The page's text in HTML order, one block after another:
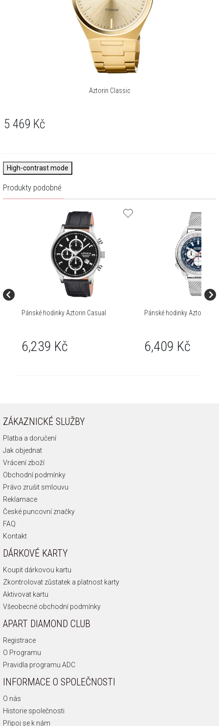
Aztorin Classic
5 469 Kč
High-contrast mode
Produkty podobné
Pánské hodinky Aztorin Casual
6,239 Kč
Pánské hodinky Aztorin
6,409 Kč
ZÁKAZNICKÉ SLUŽBY
Platba a doručení
Jak objednat
Vrácení zboží
Obchodní podmínky
Právo zrušit smlouvu
Reklamace
České puncovní značky
FAQ
Kontakt
DÁRKOVÉ KARTY
Koupit dárkovou kartu
Zkontrolovat zůstatek a platnost karty
Aktivovat kartu
Všeobecné obchodní podmínky
APART DIAMOND CLUB
Registrace
O Programu
Pravidla programu ADC
INFORMACE O SPOLEČNOSTI
O nás
Historie společnosti
Připoj se k nám